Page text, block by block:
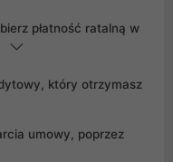
płatność ratalną w
który otrzymasz
umowy, poprzez